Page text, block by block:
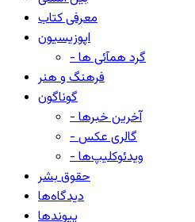
معرفی کتاب
اپوزیسیون
- گرد همآئی ها
فرهنگ و هنر
گوناگون
- آخرین خبرها
- گالری عکس
- ویدئوکلیپ‌ها
حقوق بشر
دیدگاه‌ها
پیوندها